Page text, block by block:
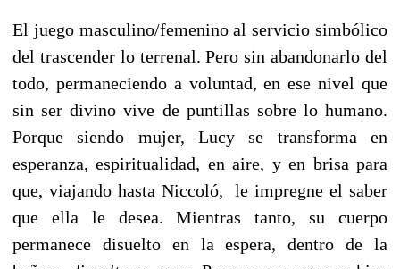
El juego masculino/femenino al servicio simbólico
del trascender lo terrenal. Pero sin abandonarlo del
todo, permaneciendo a voluntad, en ese nivel que
sin ser divino vive de puntillas sobre lo humano.
Porque siendo mujer, Lucy se transforma en
esperanza, espiritualidad, en aire, y en brisa para
que, viajando hasta Niccoló, le impregne el saber
que ella le desea. Mientras tanto, su cuerpo
permanece disuelto en la espera, dentro de la